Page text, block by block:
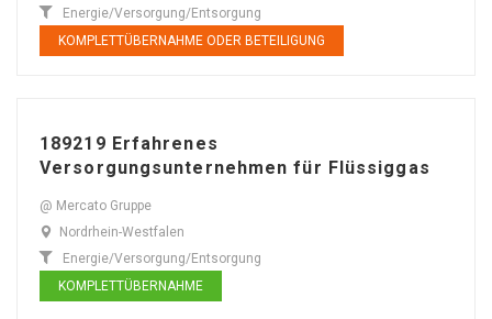
Energie/Versorgung/Entsorgung
KOMPLETTÜBERNAHME ODER BETEILIGUNG
189219 Erfahrenes
Versorgungsunternehmen für Flüssiggas
@ Mercato Gruppe
Nordrhein-Westfalen
Energie/Versorgung/Entsorgung
KOMPLETTÜBERNAHME